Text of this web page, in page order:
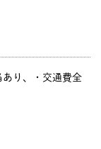
り、・交通費全